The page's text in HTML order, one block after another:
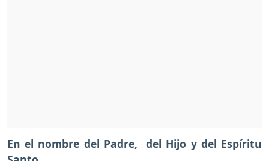
En el nombre del Padre, del Hijo y del Espíritu